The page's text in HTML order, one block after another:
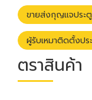
ขายส่งกุญแจประ
ผู้รับเหมาติดตั้งปร
ตราสินค้า